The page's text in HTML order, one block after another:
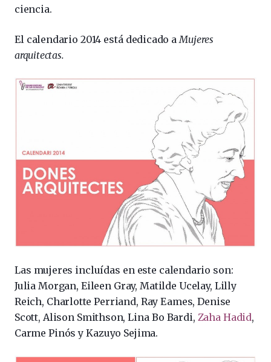
ciencia.
El calendario 2014 está dedicado aMujeres
arquitectas.
Las mujeres incluídas en este calendario son:
Julia Morgan, Eileen Gray, Matilde Ucelay, Lilly
Reich, Charlotte Perriand, Ray Eames, Denise
Scott, Alison Smithson, Lina Bo Bardi, Zaha Hadid,
Carme Pinós y Kazuyo Sejima.